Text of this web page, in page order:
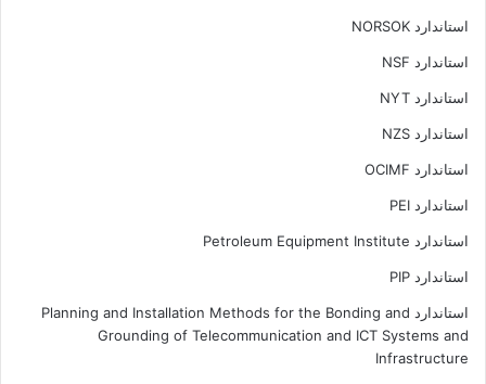
استاندارد NORSOK
استاندارد NSF
استاندارد NYT
استاندارد NZS
استاندارد OCIMF
استاندارد PEI
استاندارد Petroleum Equipment Institute
استاندارد PIP
استاندارد Planning and Installation Methods for the Bonding and
Grounding of Telecommunication and ICT Systems and
Infrastructure